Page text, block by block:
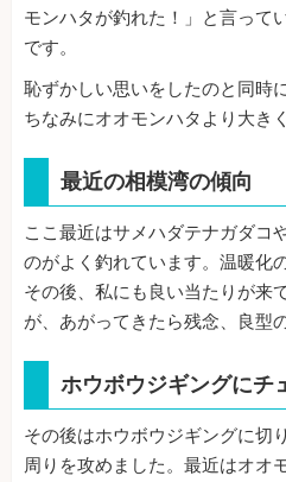
モンハタが釣れた！」と言って
です。
恥ずかしい思いをしたのと同時
ちなみにオオモンハタより大き
最近の相模湾の傾向
ここ最近はサメハダテナガダコ
のがよく釣れています。温暖化
その後、私にも良い当たりが来
が、あがってきたら残念、良型
ホウボウジギングにチ
その後はホウボウジギングに切
周りを攻めました。最近はオオ